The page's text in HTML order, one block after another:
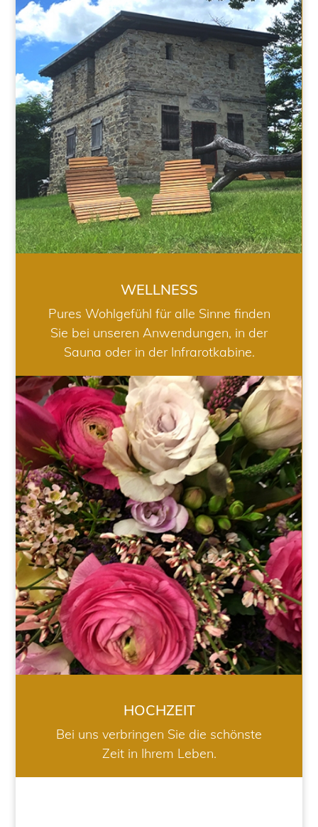
WELLNESS
WELLNESS
Pures Wohlgefühl für alle Sinne finden
Sie bei unseren Anwendungen, in der
Sauna oder in der Infrarotkabine.
HOCHZEIT
HOCHZEIT
Bei uns verbringen Sie die schönste
Zeit in Ihrem Leben.